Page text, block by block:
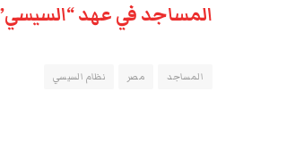
المساجد في عهد
المساجد مصر نظام السيسي